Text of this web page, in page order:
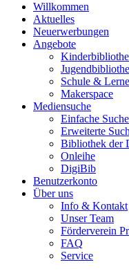
Willkommen
Aktuelles
Neuerwerbungen
Angebote
Schule &
Makerspace
Mediensuche
Einfache Suche
Erweiterte
Bibliothek der
Onleihe
DigiBib
Benutzerkonto
Über uns
Info & Kontakt
Unser Team
Förderverein
FAQ
Service